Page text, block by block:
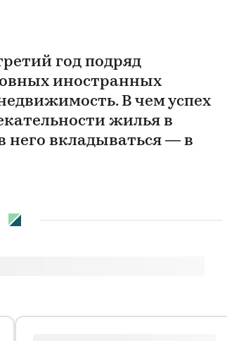
год подряд
иностранных
В чем успех
жилья в
него вкладываться — в